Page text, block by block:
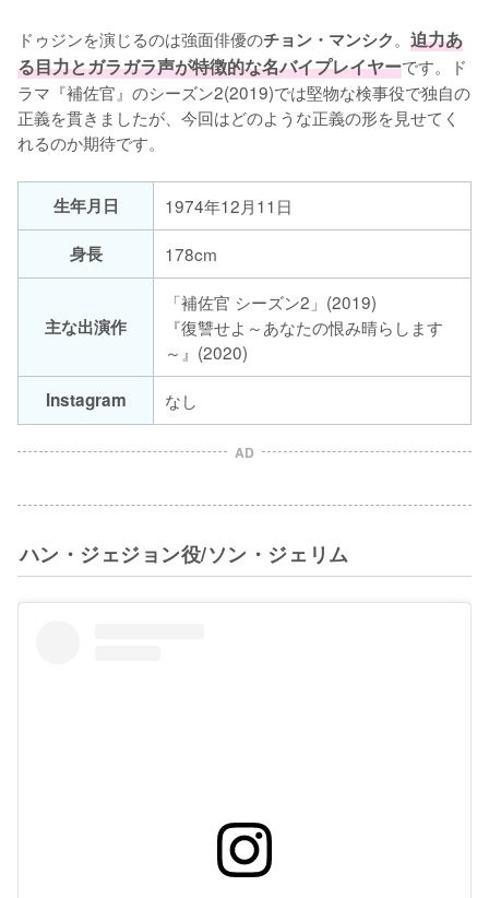
ドゥジンを演じるのは強面俳優のチョン・マンシク。 迫力あ
る目力とガラガラ声が特徴的な名バイプレイヤーです。ド
ラマ『補佐官』のシーズン2(2019)では堅物な検事役で独自の
正義を貫きましたが、今回はどのような正義の形を見せてく
れるのか期待です。
生年月日
1974年12月11日
身長
178cm
主な出演作
「補佐官 シーズン2」(2019)
『復讐せよ～あなたの恨み晴らします
～』(2020)
Instagram
なし
AD
ハン・ジェジョン役/ソン・ジェリム